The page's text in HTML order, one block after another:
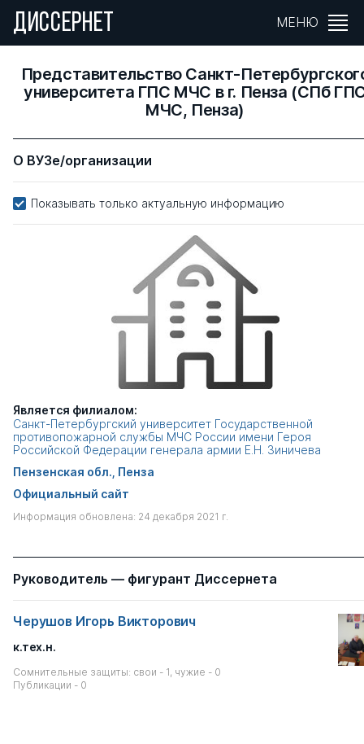
ДИССЕРНЕТ МЕНЮ
Представительство Санкт-
университета ГПС МЧС в г. Пенза (СПб
МЧС, Пенза)
О ВУЗе/организации
Показывать только актуальную информацию
Является филиалом:
Санкт-Петербургский университет Государственной
противопожарной службы МЧС России имени Героя
Российской Федерации генерала армии Е.Н. Зиничева
Пензенская обл., Пенза
Официальный сайт
Информация обновлена: 24 декабря 2021 г.
Руководитель — фигурант Диссернета
Черушов Игорь Викторович
к.тех.н.
Сомнительные защиты: свои - 1, чужие - 0
Публикации - 0